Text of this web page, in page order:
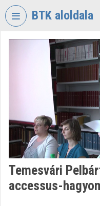
Fejléc kihagyása
BTK aloldala
VIDEOTORIUM
BÖLCSÉSZETTUDOMÁNYI
KUTATÓKÖZPONT
Intézményi kezdőlap
Bejelentkezés
Intézményi felfedezés
Kategóriák
Temesvári
accessus-